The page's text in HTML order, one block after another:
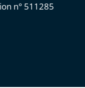
n° 511285